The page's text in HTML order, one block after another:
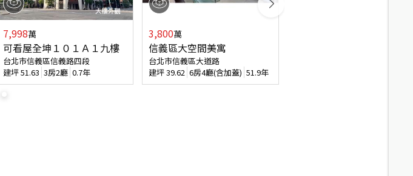
7,998萬
可看屋全坤１０１Ａ１九樓
台北市信義區信義路四段
建坪51.63 3房2廳 0.7年
3,800萬
信義區大空間美寓
台北市信義區大道路
建坪39.62 6房4廳(含加蓋) 51.9年